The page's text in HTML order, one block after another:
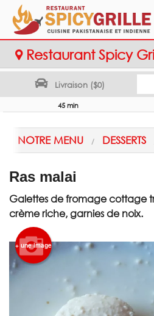
Commander en ligne
Français
Connection
Inscription
Panier (0)
Restaurant Spicy
OrmeauxLivraison ($0)
45 min
NOTRE MENU DESSERTS
Ras malai
Galettes de fromage cottage
crème riche, garnies de noix.
+ une image